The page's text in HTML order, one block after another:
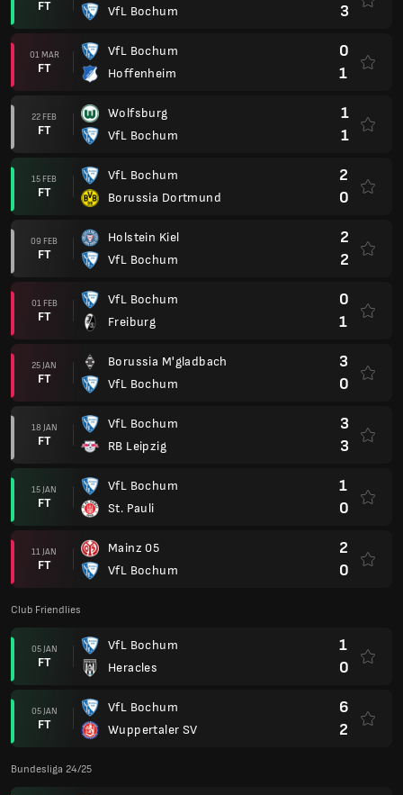
FT
VfL Bochum
3
01 MAR
FT
VfL Bochum
Hoffenheim
0
1
22 FEB
FT
Wolfsburg
VfL Bochum
1
1
15 FEB
FT
VfL Bochum
Borussia Dortmund
2
0
09 FEB
FT
Holstein Kiel
VfL Bochum
2
2
01 FEB
FT
VfL Bochum
Freiburg
0
1
25 JAN
FT
Borussia M'gladbach
VfL Bochum
3
0
18 JAN
FT
VfL Bochum
RB Leipzig
3
3
15 JAN
FT
VfL Bochum
St. Pauli
1
0
11 JAN
FT
Mainz 05
VfL Bochum
2
0
Club Friendlies
05 JAN
FT
VfL Bochum
Heracles
1
0
05 JAN
FT
VfL Bochum
Wuppertaler SV
6
2
Bundesliga 24/25